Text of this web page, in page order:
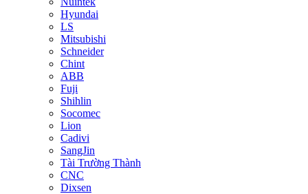
Hyundai
LS
Mitsubishi
Schneider
Chint
ABB
Fuji
Shihlin
Socomec
Lion
Cadivi
SangJin
Tài Trường Thành
CNC
Dixsen